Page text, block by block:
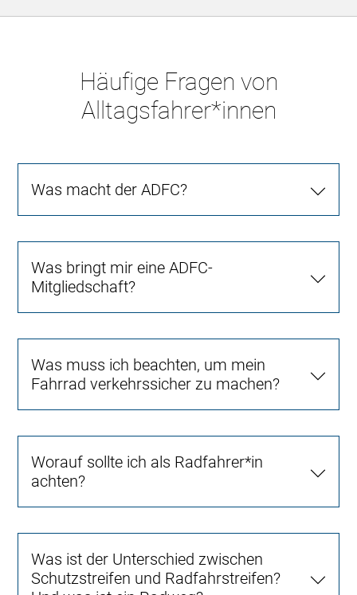
Häufige Fragen von
Alltagsfahrer*innen
Was macht der ADFC?
Was bringt mir eine ADFC-
Mitgliedschaft?
Was muss ich beachten, um mein
Fahrrad verkehrssicher zu machen?
Worauf sollte ich als Radfahrer*in
achten?
Was ist der Unterschied zwischen
Schutzstreifen und Radfahrstreifen?